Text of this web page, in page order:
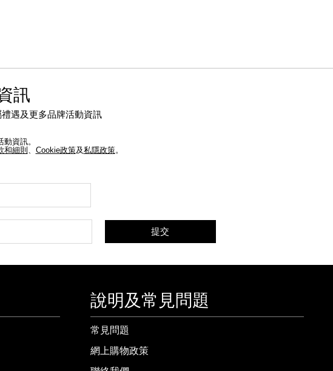
訊
遇及更多品牌活動資訊
資訊。
和細則 、 Cookie政策及私隱政策。
提交
說明及常見問題
常見問題
網上購物政策